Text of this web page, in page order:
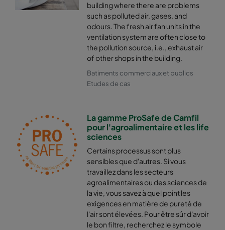
building where there are problems
such as polluted air, gases, and
odours. The fresh air fan units in the
ventilation system are often close to
the pollution source, i.e., exhaust air
of other shops in the building.
Batiments commerciaux et publics
Etudes de cas
La gamme ProSafe de Camfil
pour l'agroalimentaire et les life
sciences
Certains processus sont plus
sensibles que d'autres. Si vous
travaillez dans les secteurs
agroalimentaires ou des sciences de
la vie, vous savez à quel point les
exigences en matière de pureté de
l'air sont élevées. Pour être sûr d'avoir
le bon filtre, recherchez le symbole